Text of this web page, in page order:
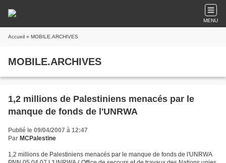
MENU
Accueil » MOBILE.ARCHIVES
MOBILE.ARCHIVES
1,2 millions de Palestiniens menacés par le
manque de fonds de l'UNRWA
Publié le 09/04/2007 à 12:47
Par MCPalestine
1,2 millions de Palestiniens menacés par le manque de fonds de l'UNRWA